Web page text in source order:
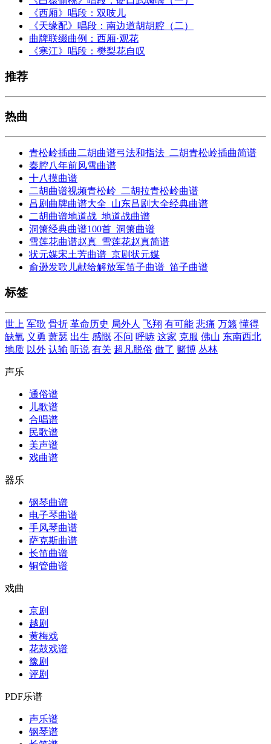
《西厢》唱段：双吱儿
《天缘配》唱段：南边道胡胡腔（二）
曲牌联缀曲例：西厢·观花
《寒江》唱段：樊梨花自叹
推荐
热曲
青松岭插曲二胡曲谱弓法和指法_二胡青松岭插曲简谱
秦腔八年前风雪曲谱
十八摸曲谱
二胡曲谱视频青松岭_二胡拉青松岭曲谱
吕剧曲牌曲谱大全_山东吕剧大全经典曲谱
二胡曲谱地道战_地道战曲谱
洞箫经典曲谱100首_洞箫曲谱
雪莲花曲谱赵真_雪莲花赵真简谱
状元媒宋土芳曲谱_京剧状元媒
俞逊发歌儿献给解放军笛子曲谱_笛子曲谱
标签
世上 军歌 骨折 革命历史 局外人 飞翔 有可能 悲痛 万籁 懂得
缺氧 义勇 萧瑟 出生 感慨 不问 呼哧 这家 克服 佛山 东南西北
地质 以外 认输 听说 有关 超凡脱俗 做了 赌博 丛林
声乐
通俗谱
儿歌谱
合唱谱
民歌谱
美声谱
戏曲谱
器乐
钢琴曲谱
电子琴曲谱
手风琴曲谱
萨克斯曲谱
长笛曲谱
铜管曲谱
戏曲
京剧
越剧
黄梅戏
花鼓戏谱
豫剧
评剧
PDF乐谱
声乐谱
钢琴谱